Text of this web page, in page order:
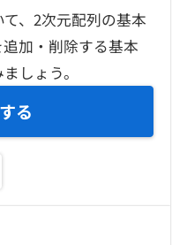
、2次元配列の基本
加・削除する基本
しょう。
る